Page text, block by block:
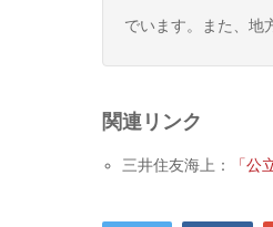
でいます。また、地
関連リンク
三井住友海上： 「